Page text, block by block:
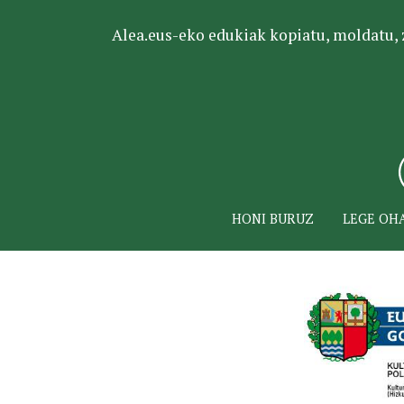
Alea.eus-eko edukiak kopiatu,
HONI BURUZ LEGE